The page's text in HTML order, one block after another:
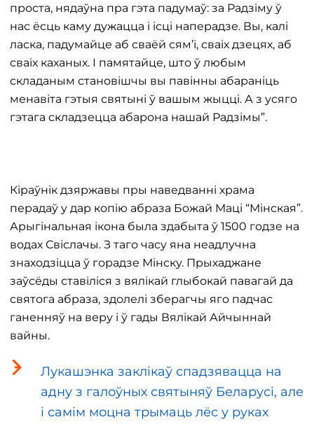
проста, нядаўна пра гэта падумаў: за Радзіму ў
нас ёсць каму дужацца і ісці наперадзе. Вы, калі
ласка, падумайце аб сваёй сям’і, сваіх дзецях, аб
сваіх каханых. І памятайце, што ў любым
складаным становішчы вы павінны абараніць
менавіта гэтыя святыні ў вашым жыцці. А з усяго
гэтага складзецца абарона нашай Радзімы”.
Кіраўнік дзяржавы пры наведванні храма
перадаў у дар копію абраза Божай Маці “Мінская”.
Арыгінальная ікона была здабыта ў 1500 годзе на
водах Свіслачы. З таго часу яна неадлучна
знаходзіцца ў горадзе Мінску. Прыхаджане
заўсёды ставіліся з вялікай глыбокай павагай да
святога абраза, здолелі зберагчы яго падчас
ганенняў на веру і ў гады Вялікай Айчыннай
вайны.
Лукашэнка заклікаў спадзявацца на
адну з галоўных святыняў Беларусі, але
і самім моцна трымаць лёс у руках